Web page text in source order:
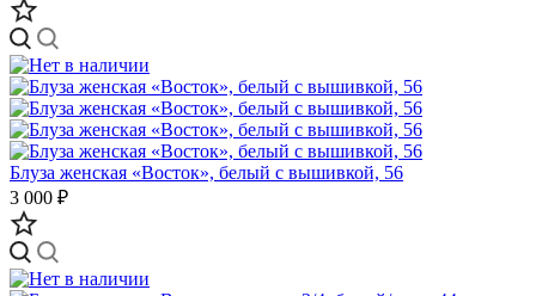
Блуза женская «Восток», белый c вышивкой, 56
3 000 ₽